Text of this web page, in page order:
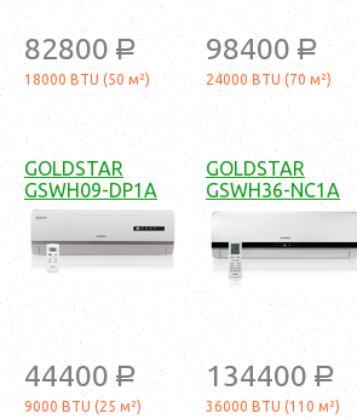
82800 a
18000 BTU (50 м²)
98400 a
24000 BTU (70 м²)
GOLDSTAR
GSWH09-DP1A
44400 a
9000 BTU (25 м²)
GOLDSTAR
GSWH36-NC1A
134400 a
36000 BTU (110 м²)